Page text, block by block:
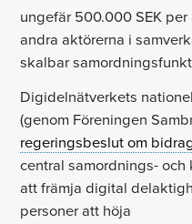
ungefär 500.000 SEK
andra aktörerna i
skalbar
Digidelnätverkets
(genom Föreningen
regeringsbeslut om
central samordnings-
att främja digital
personer att höja